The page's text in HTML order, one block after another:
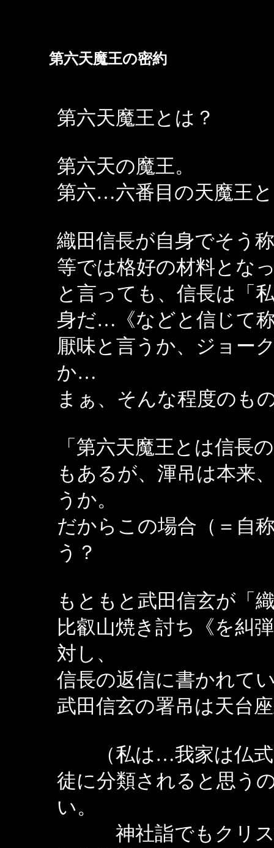
第六天魔王の密約
第六天魔王とは？
第六天の魔王。
第六…六番目の天魔王
織田信長が自身でそう
等では格好の材料と
と言っても、信長は「
身だ…《などと信じて
厭味と言うか、ジョー
か…
まぁ、そんな程度の
「第六天魔王とは信長
もあるが、渾吊は本来
うか。
だからこの場合（＝自
う？
もともと武田信玄が「
比叡山焼き討ち《を糾
対し、
信長の返信に書かれ
武田信玄の署吊は天
（私は…我家は仏式
徒に分類されると思う
い。
神社詣でもクリス